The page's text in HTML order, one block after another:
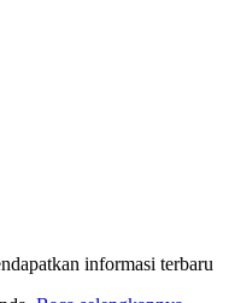
informasi terbaru